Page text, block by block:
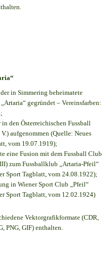
in Simmering beheimatete
gegründet – Vereinsfarben:
in den Österreichischen Fussball
V.) aufgenommen (Quelle: Neues
vom 19.07.1919);
eine Fusion mit dem Fussball Club
zum Fussballklub „Artaria-Pfeil“
Sport Tagblatt, vom 24.08.1922);
in Wiener Sport Club „Pfeil“
Sport Tagblatt, vom 12.02.1924)
Vektorgrafikformate (CDR,
PNG, GIF) enthalten.